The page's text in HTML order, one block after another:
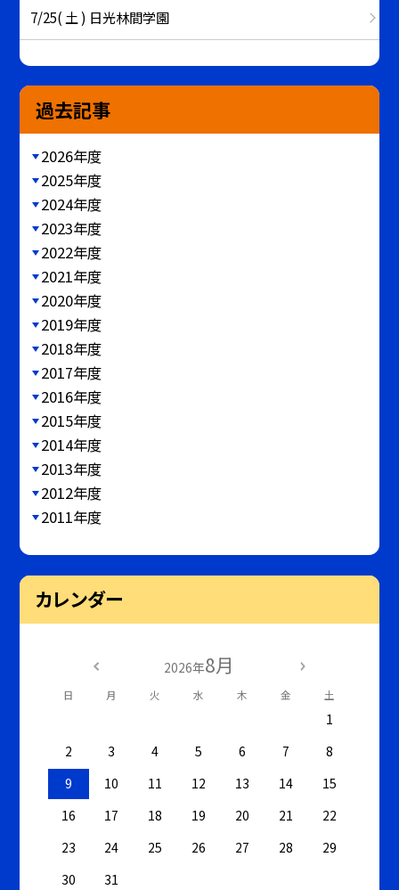
7/25( 土 ) 日光林間学園
過去記事
2026年度
2025年度
2024年度
2023年度
2022年度
2021年度
2020年度
2019年度
2018年度
2017年度
2016年度
2015年度
2014年度
2013年度
2012年度
2011年度
カレンダー
2026年8月
日 月 火 水 木 金 土
1
2
3 4 5 6 7
8
9
10 11 12 13 14
15
16
17 18 19 20 21
22
23
24 25 26 27 28
29
30
31